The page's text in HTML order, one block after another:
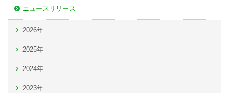
ニュースリリース
2026年
2025年
2024年
2023年